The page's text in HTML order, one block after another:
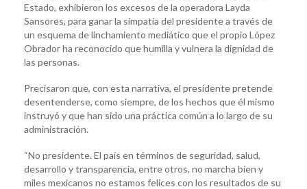
Estado, exhibieron los excesos de la operadora Layda
Sansores, para ganar la simpatía del presidente a través de
un esquema de linchamiento mediático que el propio López
Obrador ha reconocido que humilla y vulnera la dignidad de
las personas.
Precisaron que, con esta narrativa, el presidente pretende
desentenderse, como siempre, de los hechos que él mismo
instruyó y que han sido una práctica común a lo largo de su
administración.
“No presidente. El país en términos de seguridad, salud,
desarrollo y transparencia, entre otros, no marcha bien y
miles mexicanos no estamos felices con los resultados de su